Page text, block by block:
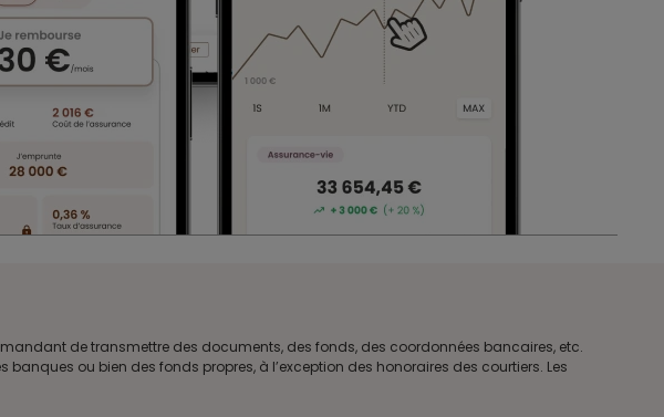
de transmettre des documents, des fonds, des coordonnées bancaires, etc.
ou bien des fonds propres, à l’exception des honoraires des courtiers. Les